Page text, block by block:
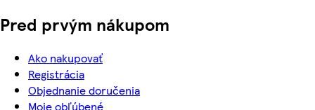
Pred prvým nákupom
Ako nakupovať
Registrácia
Objednanie doručenia
Moje obľúbené